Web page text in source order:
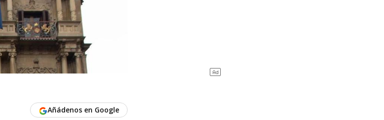
Añádenos en Google